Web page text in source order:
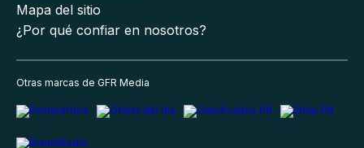
Mapa del sitio
¿Por qué confiar en nosotros?
Otras marcas de GFR Media